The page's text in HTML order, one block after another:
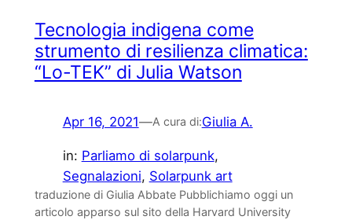
Tecnologia indigena come
strumento di resilienza climatica:
“Lo-TEK” di Julia Watson
Apr 16, 2021—A cura di:Giulia A.
in: Parliamo di solarpunk
Segnalazioni, Solarpunk art
traduzione di Giulia Abbate Pubblichiamo oggi un
articolo apparso sul sito della Harvard University